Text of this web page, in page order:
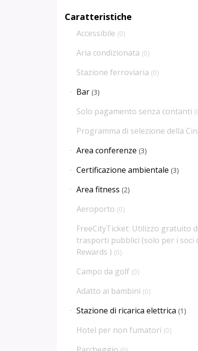
Caratteristiche
Accessibile (0)
Aria condizionata (0)
Stazione ferroviaria (0)
Bar (3)
Solo pagamento senza contanti (
Programma di selezione della
Area conferenze (3)
Certificazione ambientale (3)
Area fitness (2)
Aeroporto (0)
FreeCityTicket: Utilizzo gratuito
trasporti pubblici (solo per i soci
Rewards ) (0)
Campo da golf (0)
Adatto ai bambini (0)
Stazione di ricarica elettrica (1 )
Hotel per non fumatori (0)